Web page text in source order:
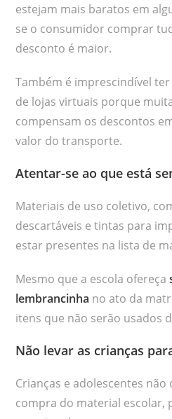
estejam mais baratos em
se o consumidor comprar
desconto é maior.
Também é imprescindível
de lojas virtuais porque
compensam os descontos
valor do transporte.
Atentar-se ao que está
Materiais de uso coletivo,
descartáveis e tintas para
estar presentes na lista de
Mesmo que a escola ofereça
lembrancinha no ato da
itens que não serão usados
Não levar as crianças
Crianças e adolescentes
compra do material escolar,